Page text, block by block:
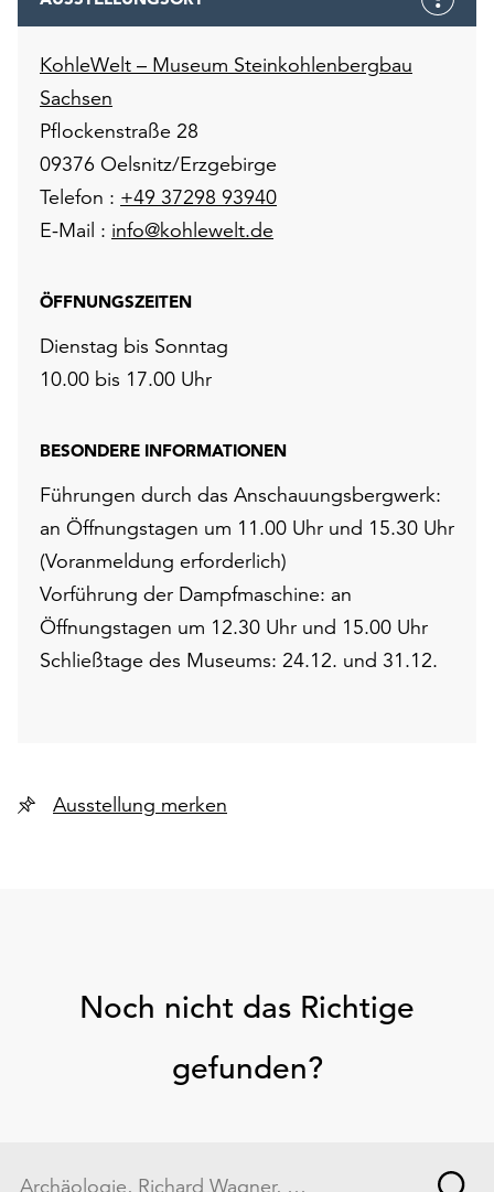
KohleWelt – Museum Steinkohlenbergbau
Sachsen
Pflockenstraße 28
09376 Oelsnitz/Erzgebirge
Telefon : +49 37298 93940
E-Mail : info@kohlewelt.de
ÖFFNUNGSZEITEN
Dienstag bis Sonntag
10.00 bis 17.00 Uhr
BESONDERE INFORMATIONEN
Führungen durch das Anschauungsbergwerk:
an Öffnungstagen um 11.00 Uhr und 15.30 Uhr
(Voranmeldung erforderlich)
Vorführung der Dampfmaschine: an
Öffnungstagen um 12.30 Uhr und 15.00 Uhr
Schließtage des Museums: 24.12. und 31.12.
Ausstellung merken
Noch nicht das Richtige
gefunden?